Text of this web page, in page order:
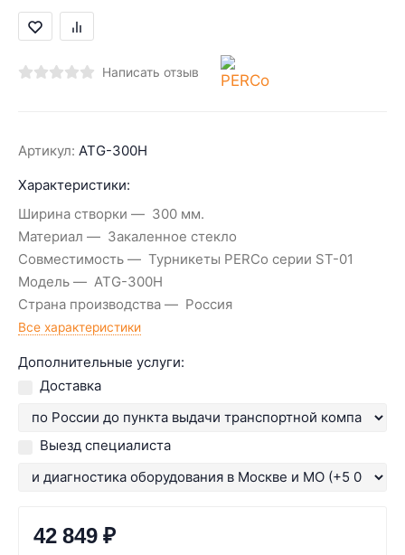
Написать отзыв
Артикул: ATG-300H
Характеристики:
Ширина створки
300 мм.
Материал
Закаленное стекло
Совместимость
Турникеты PERCo серии ST-01
Модель
ATG-300H
Страна производства
Россия
Все характеристики
Дополнительные услуги:
Доставка
Выезд специалиста
42 849₽